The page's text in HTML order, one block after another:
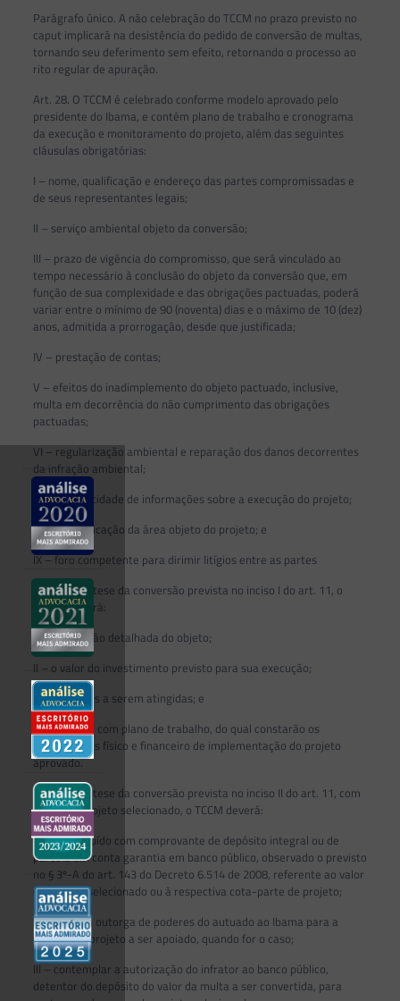
Parágrafo único. A não celebração do TCCM no prazo previsto no
caput implicará na desistência do pedido de conversão de multas,
tornando seu deferimento sem efeito, retornando o processo ao
rito regular de apuração.
Art. 28. O TCCM é celebrado conforme modelo aprovado pelo
presidente do Ibama, e contém plano de trabalho e cronograma
da execução e monitoramento do projeto, além das seguintes
cláusulas obrigatórias:
I – nome, qualificação e endereço das partes compromissadas e
de seus representantes legais;
II – serviço ambiental objeto da conversão;
III – prazo de vigência do compromisso, que será vinculado ao
tempo necessário à conclusão do objeto da conversão que, em
função de sua complexidade e das obrigações pactuadas, poderá
variar entre o mínimo de 90 (noventa) dias e o máximo de 10 (dez)
anos, admitida a prorrogação, desde que justificada;
IV – prestação de contas;
V – efeitos do inadimplemento do objeto pactuado, inclusive,
multa em decorrência do não cumprimento das obrigações
pactuadas;
VI – regularização ambiental e reparação dos danos decorrentes
da infração ambiental;
VII – a publicidade de informações sobre a execução do projeto;
VIII – identificação da área objeto do projeto; e
IX – foro competente para dirimir litígios entre as partes
§ 1º Na hipótese da conversão prevista no inciso I do art. 11, o
TCCM conterá:
I – a descrição detalhada do objeto;
II – o valor do investimento previsto para sua execução;
III – as metas a serem atingidas; e
IV – o anexo com plano de trabalho, do qual constarão os
cronogramas físico e financeiro de implementação do projeto
aprovado.
§ 2º Na hipótese da conversão prevista no inciso II do art. 11, com
adesão a projeto selecionado, o TCCM deverá:
I – ser instruído com comprovante de depósito integral ou de
parcela em conta garantia em banco público, observado o previsto
no § 3º-A do art. 143 do Decreto 6.514 de 2008, referente ao valor
do projeto selecionado ou à respectiva cota-parte de projeto;
II – conter a outorga de poderes do autuado ao Ibama para a
escolha do projeto a ser apoiado, quando for o caso;
III – contemplar a autorização do infrator ao banco público,
detentor do depósito do valor da multa a ser convertida, para